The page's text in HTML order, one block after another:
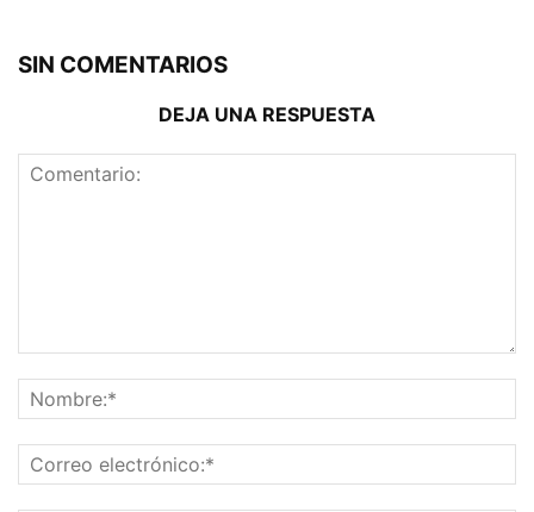
SIN COMENTARIOS
DEJA UNA RESPUESTA